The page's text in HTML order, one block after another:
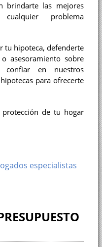
brindarte las mejores
problema
tu hipoteca, defenderte
asesoramiento sobre
confiar en nuestros
para ofrecerte
protección de tu hogar
especialistas